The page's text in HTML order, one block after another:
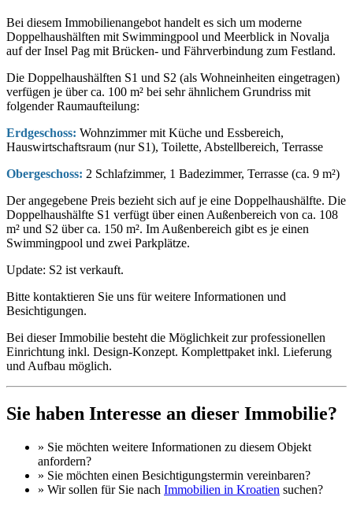
Bei diesem Immobilienangebot handelt es sich um moderne
Doppelhaushälften mit Swimmingpool und Meerblick in Novalja
auf der Insel Pag mit Brücken- und Fährverbindung zum Festland.
Die Doppelhaushälften S1 und S2 (als Wohneinheiten eingetragen)
verfügen je über ca. 100 m² bei sehr ähnlichem Grundriss mit
folgender Raumaufteilung:
Erdgeschoss: Wohnzimmer mit Küche und Essbereich,
Hauswirtschaftsraum (nur S1), Toilette, Abstellbereich, Terrasse
Obergeschoss: 2 Schlafzimmer, 1 Badezimmer, Terrasse (ca. 9 m²)
Der angegebene Preis bezieht sich auf je eine Doppelhaushälfte. Die
Doppelhaushälfte S1 verfügt über einen Außenbereich von ca. 108
m² und S2 über ca. 150 m². Im Außenbereich gibt es je einen
Swimmingpool und zwei Parkplätze.
Update: S2 ist verkauft.
Bitte kontaktieren Sie uns für weitere Informationen und
Besichtigungen.
Bei dieser Immobilie besteht die Möglichkeit zur professionellen
Einrichtung inkl. Design-Konzept. Komplettpaket inkl. Lieferung
und Aufbau möglich.
Sie haben Interesse an dieser Immobilie?
» Sie möchten weitere Informationen zu diesem Objekt
anfordern?
» Sie möchten einen Besichtigungstermin vereinbaren?
» Wir sollen für Sie nach Immobilien in Kroatien suchen?